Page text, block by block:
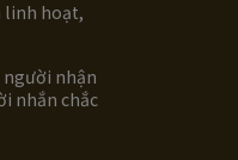
linh hoạt,
người nhận
nhắn chắc